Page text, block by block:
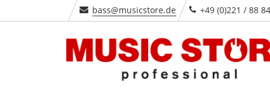
bass@musicstore.de +49 (0)221 / 88